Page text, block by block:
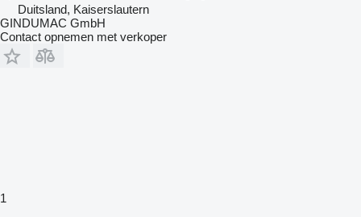
Duitsland, Kaiserslautern
GINDUMAC GmbH
Contact opnemen met verkoper
1